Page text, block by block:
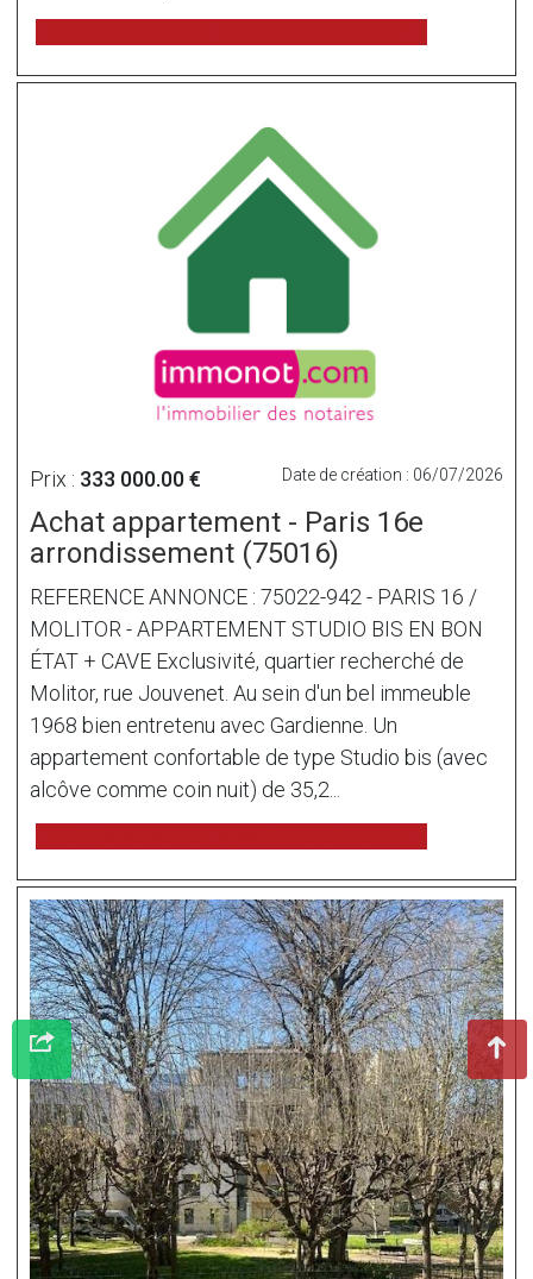
Prix : 333 000.00 € Date de création : 06/07/2026
Achat appartement - Paris 16e
arrondissement (75016)
REFERENCE ANNONCE : 75022-942 - PARIS 16 /
MOLITOR - APPARTEMENT STUDIO BIS EN BON
ÉTAT + CAVE Exclusivité, quartier recherché de
Molitor, rue Jouvenet. Au sein d'un bel immeuble
1968 bien entretenu avec Gardienne. Un
appartement confortable de type Studio bis (avec
alcôve comme coin nuit) de 35,2...